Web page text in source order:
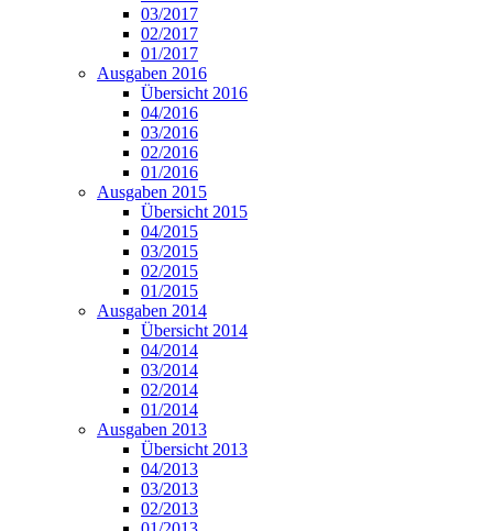
03/2017
02/2017
01/2017
Ausgaben 2016
Übersicht 2016
04/2016
03/2016
02/2016
01/2016
Ausgaben 2015
Übersicht 2015
04/2015
03/2015
02/2015
01/2015
Ausgaben 2014
Übersicht 2014
04/2014
03/2014
02/2014
01/2014
Ausgaben 2013
Übersicht 2013
04/2013
03/2013
02/2013